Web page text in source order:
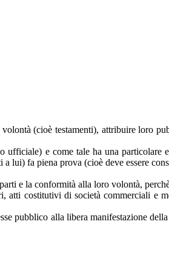
(cioè testamenti), attribuire loro
e come tale ha una particolare
lui) fa piena prova (cioè deve essere
e la conformità alla loro volontà,
atti costitutivi di società commerciali e
pubblico alla libera manifestazione